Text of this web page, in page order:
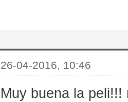
26-04-2016, 10:46
Muy buena la